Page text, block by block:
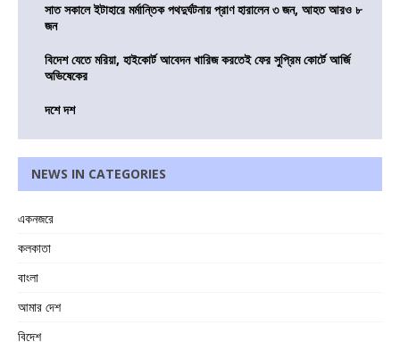
সাত সকালে ইটাহারে মর্মান্তিক পথদুর্ঘটনায় প্রাণ হারালেন ৩ জন, আহত আরও ৮
জন
বিদেশ যেতে মরিয়া, হাইকোর্ট আবেদন খারিজ করতেই ফের সুপ্রিম কোর্টে আর্জি
অভিষেকের
দশে দশ
NEWS IN CATEGORIES
একনজরে
কলকাতা
বাংলা
আমার দেশ
বিদেশ